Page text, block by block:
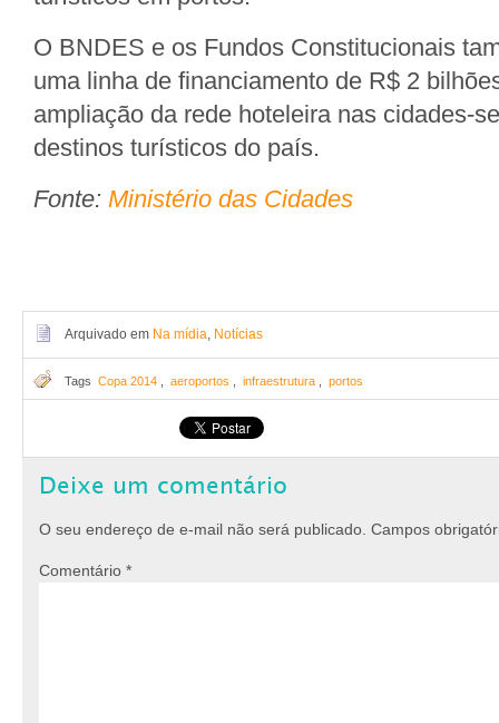
O BNDES e os Fundos Constitucionais
uma linha de financiamento de R$ 2
ampliação da rede hoteleira nas cidades-
destinos turísticos do país.
Fonte: Ministério das Cidades
Arquivado em Na mídia, Notícias
Tags Copa 2014 aeroportos infraestrutura portos
Deixe um comentário
O seu endereço de e-mail não será publicado. Campos
Comentário *